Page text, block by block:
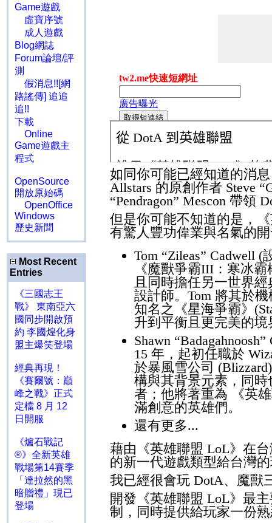
Game遊戲
虛寶序號
成人遊戲
Blog網誌
Forum論壇/評
測
假消息!![網
路謠傳] 追追
追!!
下載
Online
Game遊戲主
程式
OpenSource
開放原始碼
OpenOffice
Windows
歷史新聞
Most Recent
Entries
《三國志王
戰》 東南亞六
國同步開啟預
約 李國煌化身
盟主爆笑登場
經典再現！
《賽爾號：巔
峰之戰》正式
定檔 8 月 12
日開服
《爐石戰記
®》全新英雄
戰場第14賽季
「達拉然的黑
暗贈禮」現已
登場
如同你可能已經知道的消
Allstars 的原創作者 Steve
“Pendragon” Mescon 帶領
但是你可能不知道的是，
有驚人豐功偉業與名氣的
Tom “Zileas” Cadwell (
《魔獸爭霸III ：寒冰
且同時擔任另一世界
設計師。 Tom 將其於
知名之《星海爭霸》
升到平衡且更完美的境
Shawn “Badagahnoosh”
15 年，起初任職於
於暴風雪公司
構與其背景元素，同
者；他將著重為 《英
滿創意的英雄們。
還有更多...
藉由《英雄聯盟 LoL》在
的新一代遊戲類型給台灣
我已經很會玩 DotA、魔獸
開發《英雄聯盟 LoL》最
制，同時提供給玩家一份